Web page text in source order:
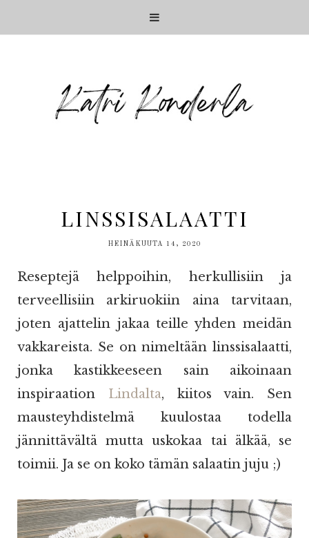
LINSSISALAATTI
HEINÄKUUTA 14, 2020
Reseptejä helppoihin, herkullisiin ja
terveellisiin arkiruokiin aina tarvitaan,
joten ajattelin jakaa teille yhden meidän
vakkareista. Se on nimeltään linssisalaatti,
jonka kastikkeeseen sain aikoinaan
inspiraation Lindalta, kiitos vain. Sen
mausteyhdistelmä kuulostaa todella
jännittävältä mutta uskokaa tai älkää, se
toimii. Ja se on koko tämän salaatin juju ;)